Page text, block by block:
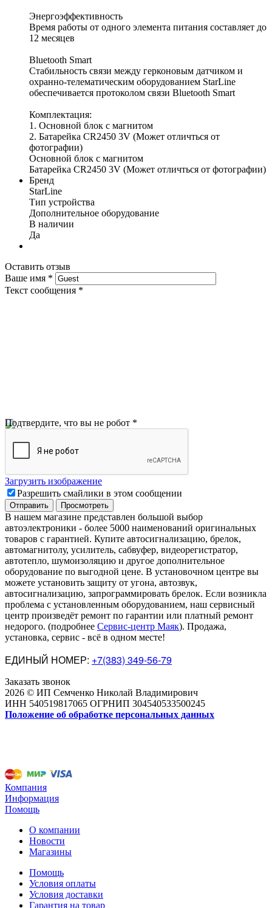
Энергоэффективность
Время работы от одного элемента питания составляет до
12 месяцев
Bluetooth Smart
Стабильность связи между герконовым датчиком и
охранно-телематичеcким оборудованием StarLine
обеспечивается протоколом связи Bluetooth Smart
Комплектация:
1. Основной блок с магнитом
2. Батарейка CR2450 3V (Может отличться от
фотографии)
Основной блок с магнитом
Батарейка CR2450 3V (Может отличться от фотографии)
Бренд
StarLine
Тип устройства
Дополнительное оборудование
В наличии
Да
Оставить отзыв
Ваше имя *
Текст сообщения *
Подтвердите, что вы не робот *
Загрузить изображение
Разрешить смайлики в этом сообщении
В нашем магазине представлен большой выбор
автоэлектроники - более 5000 наименований оригинальных
товаров с гарантией. Купите автосигнализацию, брелок,
автомагнитолу, усилитель, сабвуфер, видеорегистратор,
автотепло, шумоизоляцию и другое дополнительное
оборудование по выгодной цене. В установочном центре вы
можете установить защиту от угона, автозвук,
автосигнализацию, запрограммировать брелок. Если возникла
проблема с установленным оборудованием, наш сервисный
центр произведёт ремонт по гарантии или платный ремонт
недорого. (подробнее Сервис-центр Маяк). Продажа,
установка, сервис - всё в одном месте!
ЕДИНЫЙ НОМЕР: +7(383) 349-56-79
Заказать звонок
2026 © ИП Семченко Николай Владимирович
ИНН 540519817065 ОГРНИП 304540533500245
Положение об обработке персональных данных
Компания
Информация
Помощь
О компании
Новости
Магазины
Помощь
Условия оплаты
Условия доставки
Гарантия на товар